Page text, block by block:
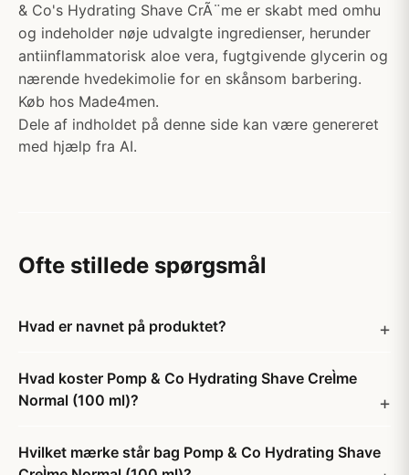
& Co's Hydrating Shave CrÃ¨me er skabt med omhu
og indeholder nøje udvalgte ingredienser, herunder
antiinflammatorisk aloe vera, fugtgivende glycerin og
nærende hvedekimolie for en skånsom barbering.
Køb hos Made4men.
Dele af indholdet på denne side kan være genereret
med hjælp fra AI.
Ofte stillede spørgsmål
Hvad er navnet på produktet?
Hvad koster Pomp & Co Hydrating Shave CreÌme
Normal (100 ml)?
Hvilket mærke står bag Pomp & Co Hydrating Shave